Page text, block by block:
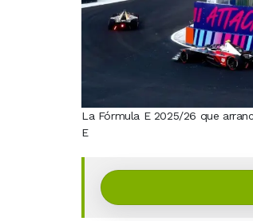
La Fórmula E 2025/26 que
E